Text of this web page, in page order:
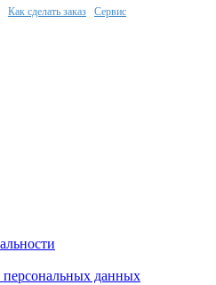
Как сделать заказ Сервис
персональных данных